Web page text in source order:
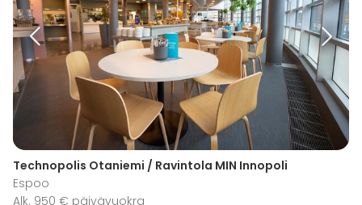
Technopolis Otaniemi / Ravintola MIN Innopoli
Espoo
Alk. 950 € päivävuokra